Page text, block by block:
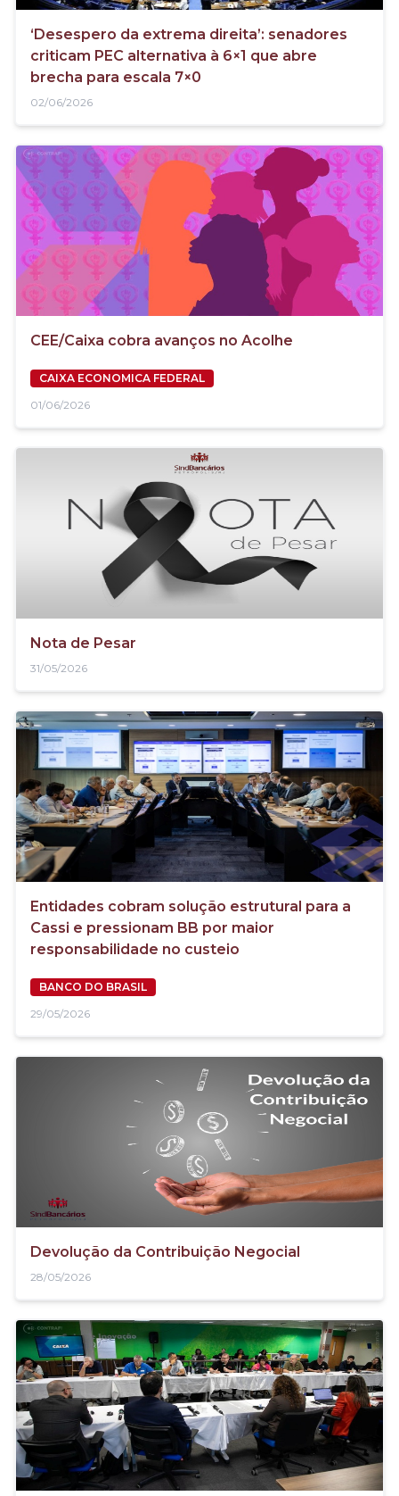
‘Desespero da extrema direita’: senadores
criticam PEC alternativa à 6×1 que abre
brecha para escala 7×0
02/06/2026
CEE/Caixa cobra avanços no Acolhe
CAIXA ECONOMICA FEDERAL
01/06/2026
Nota de Pesar
31/05/2026
Entidades cobram solução estrutural para a
Cassi e pressionam BB por maior
responsabilidade no custeio
BANCO DO BRASIL
29/05/2026
Devolução da Contribuição Negocial
28/05/2026